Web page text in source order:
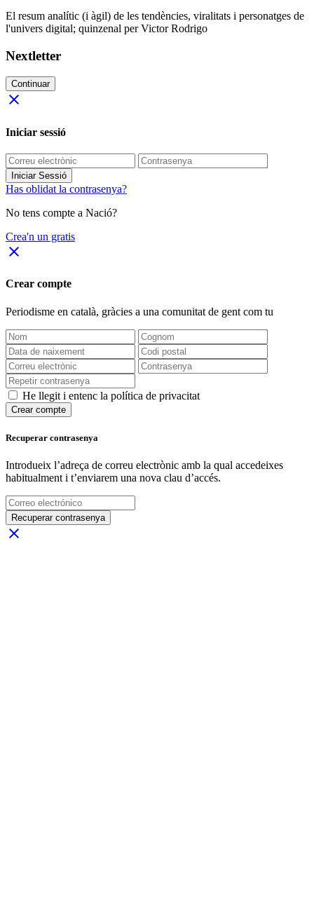
El resum analític (i àgil) de les tendències, viralitats i personatges de
l'univers digital; quinzenal per Victor Rodrigo
Nextletter
Continuar
close
Iniciar sessió
Iniciar Sessió
Has oblidat la contrasenya?
No tens compte a Nació?
Crea'n un gratis
close
Crear compte
Periodisme en català, gràcies a una comunitat de gent com tu
He llegit i entenc la política de privacitat
Crear compte
Recuperar contrasenya
Introdueix l’adreça de correu electrònic amb la qual accedeixes
habitualment i t’enviarem una nova clau d’accés.
Recuperar contrasenya
close